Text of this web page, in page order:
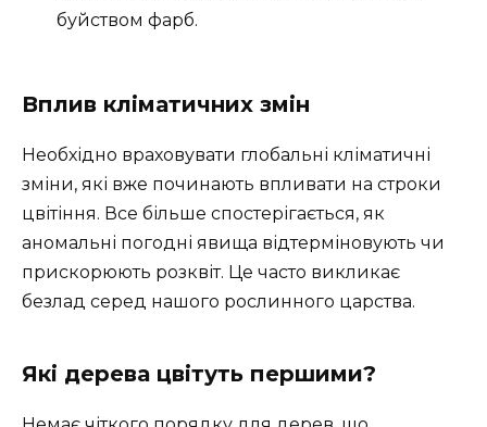
буйством фарб.
Вплив кліматичних змін
Необхідно враховувати глобальні кліматичні
зміни, які вже починають впливати на строки
цвітіння. Все більше спостерігається, як
аномальні погодні явища відтерміновують чи
прискорюють розквіт. Це часто викликає
безлад серед нашого рослинного царства.
Які дерева цвітуть першими?